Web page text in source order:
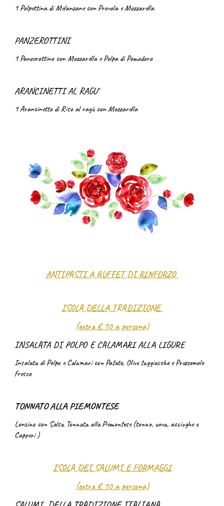
1 Polpettina di Melanzane con Provola e Mozzarella
PANZEROTTINI
1 Panzerottino con Mozzarella e Polpa di Pomodoro
ARANCINETTI AL RAGU'
1 Arancinetto di Riso al ragù con Mozzarella
ANTIPASTI A BUFFET DI RINFORZO
ISOLA DELLA TRADIZIONE
(extra € 10 a persona)
INSALATA DI POLPO E CALAMARI ALLA LIGURE
Insalata di Polpo e Calamari con Patate, Olive taggiasche e Prezzemolo
fresco
TONNATO ALLA PIEMONTESE
Lonzino con Salsa Tonnata alla Piemontese (tonno, uova, acciughe e
Capperi )
ISOLA DEI SALUMI E FORMAGGI
(extra € 10 a persona)